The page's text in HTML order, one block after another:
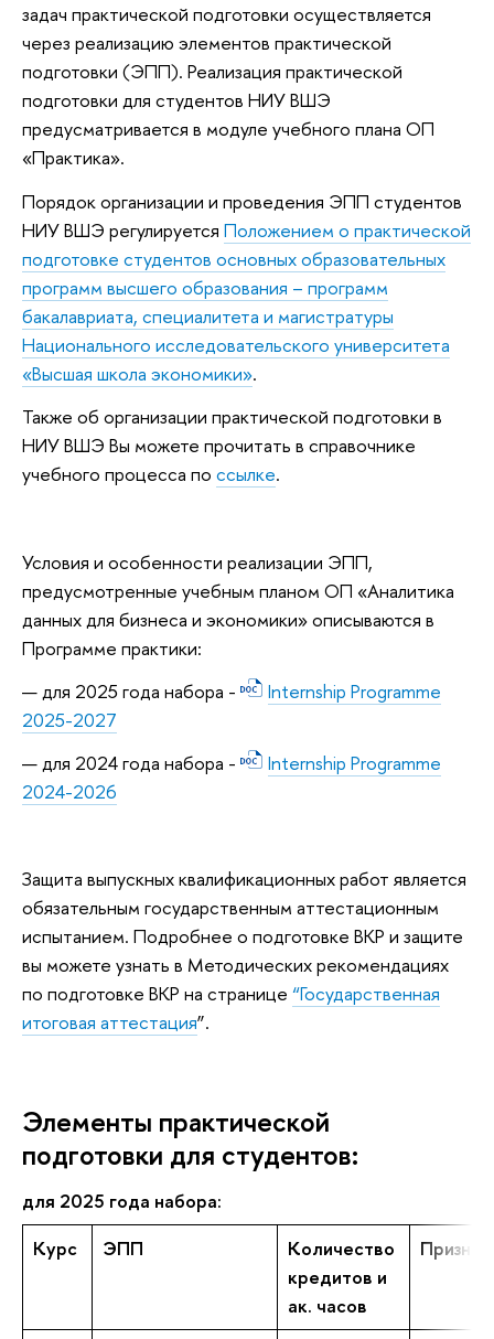
задач практической подготовки осуществляется
через реализацию элементов практической
подготовки (ЭПП). Реализация практической
подготовки для студентов НИУ ВШЭ
предусматривается в модуле учебного плана ОП
«Практика».
Порядок организации и проведения ЭПП студентов
НИУ ВШЭ регулируется Положением о практической
подготовке студентов основных образовательных
программ высшего образования – программ
бакалавриата, специалитета и магистратуры
Национального исследовательского университета
«Высшая школа экономики».
Также об организации практической подготовки в
НИУ ВШЭ Вы можете прочитать в справочнике
учебного процесса по ссылке.
Условия и особенности реализации ЭПП,
предусмотренные учебным планом ОП «Аналитика
данных для бизнеса и экономики» описываются в
Программе практики:
для 2025 года набора -
Internship Programme
2025-2027
для 2024 года набора -
Internship Programme
2024-2026
Защита выпускных квалификационных работ является
обязательным государственным аттестационным
испытанием. Подробнее о подготовке ВКР и защите
вы можете узнать в Методических рекомендациях
по подготовке ВКР на странице “Государственная
итоговая аттестация”.
Элементы практической
подготовки для студентов:
для 2025 года набора:
Курс
ЭПП
Количество
кредитов и
ак. часов